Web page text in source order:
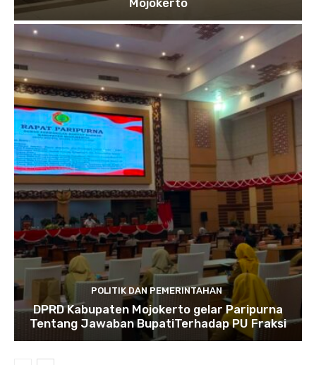
Mojokerto
POLITIK DAN PEMERINTAHAN
DPRD Kabupaten Mojokerto gelar Paripurna
Tentang Jawaban BupatiTerhadap PU Fraksi